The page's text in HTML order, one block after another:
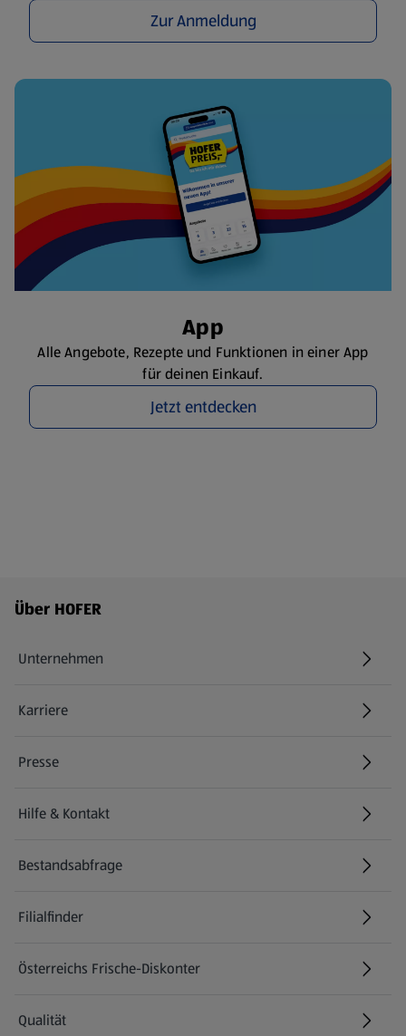
Zur Anmeldung
App
Alle Angebote, Rezepte und Funktionen in einer App
für deinen Einkauf.
Jetzt entdecken
Fußzeilenmenü - weitere Links
Über HOFER
Unternehmen
Karriere
(öffnet in einem neuen Tab)
Presse
Hilfe & Kontakt
(öffnet in einem neuen Tab)
Bestandsabfrage
(öffnet in einem neuen Tab)
Filialfinder
Österreichs Frische-Diskonter
Qualität